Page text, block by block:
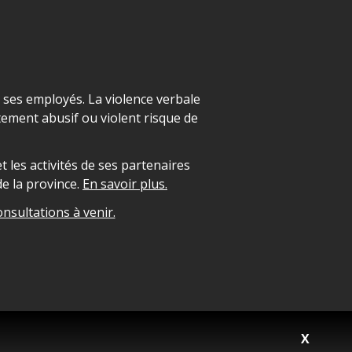
X
employés. La violence verbale
abusif ou violent risque de
les activités de ses partenaires
la province. En savoir plus.
à venir.